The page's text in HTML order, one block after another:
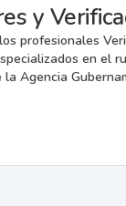
profesionales
en el
la Agencia